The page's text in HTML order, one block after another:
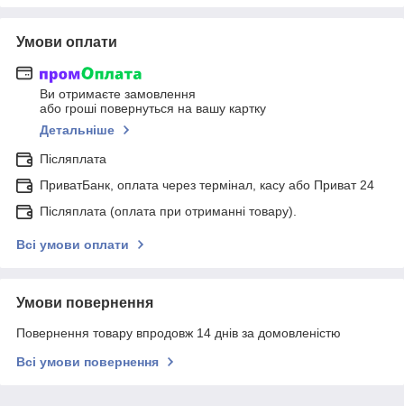
Умови оплати
Ви отримаєте замовлення
або гроші повернуться на вашу картку
Детальніше
Післяплата
ПриватБанк, оплата через термінал, касу або Приват 24
Післяплата (оплата при отриманні товару).
Всі умови оплати
Умови повернення
Повернення товару впродовж 14 днів за домовленістю
Всі умови повернення